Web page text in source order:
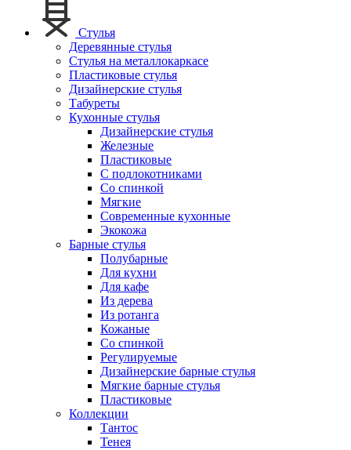
Стулья
Деревянные стулья
Стулья на металлокаркасе
Пластиковые стулья
Дизайнерские стулья
Табуреты
Кухонные стулья
Дизайнерские стулья
Железные
Пластиковые
С подлокотниками
Со спинкой
Мягкие
Современные кухонные
Экокожа
Барные стулья
Полубарные
Для кухни
Для кафе
Из дерева
Из ротанга
Кожаные
Со спинкой
Регулируемые
Дизайнерские барные стулья
Мягкие барные стулья
Пластиковые
Коллекции
Тантос
Тенея